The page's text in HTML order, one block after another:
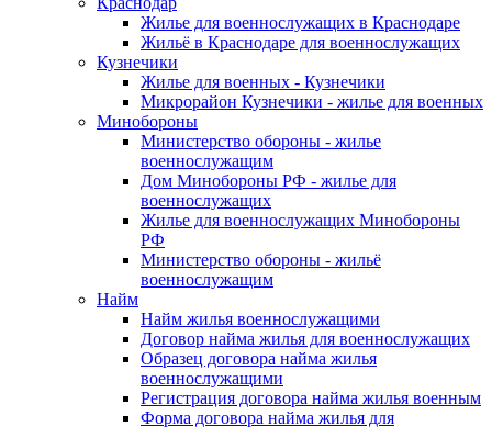
Жилье для военнослужащих в Краснодаре
Жильё в Краснодаре для военнослужащих
Кузнечики
Жилье для военных - Кузнечики
Микрорайон Кузнечики - жилье для военных
Минобороны
Министерство обороны - жилье
военнослужащим
Дом Минобороны РФ - жилье для
военнослужащих
Жилье для военнослужащих Минобороны
РФ
Министерство обороны - жильё
военнослужащим
Найм
Найм жилья военнослужащими
Договор найма жилья для военнослужащих
Образец договора найма жилья
военнослужащими
Регистрация договора найма жилья военным
Форма договора найма жилья для